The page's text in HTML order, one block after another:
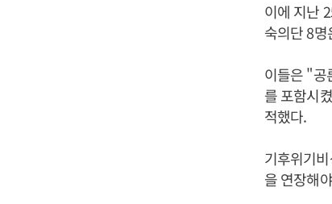
이에 지난
숙의단 8
이들은 "공
를 포함시
적했다.
기후위기
을 연장해